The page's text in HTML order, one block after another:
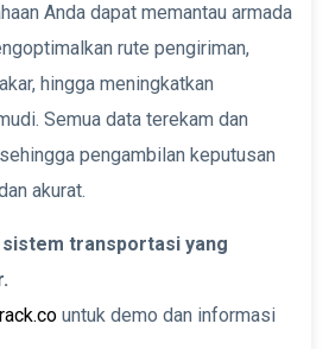
Anda dapat memantau armada
rute pengiriman,
hingga meningkatkan
Semua data terekam dan
pengambilan keputusan
akurat.
transportasi yang
untuk demo dan informasi